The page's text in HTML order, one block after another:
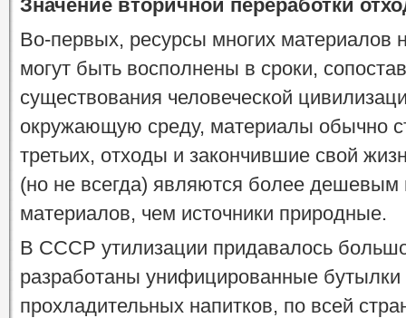
Значение вторичной переработки
Во-первых, ресурсы многих материалов
могут быть восполнены в сроки,
существования человеческой
окружающую среду, материалы обычно
третьих, отходы и закончившие свой
(но не всегда) являются более дешевым
материалов, чем источники природные.
В СССР утилизации придавалось
разработаны унифицированные
прохладительных напитков, по всей